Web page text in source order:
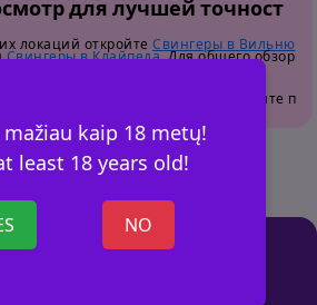
kaip 18 metų!
least 18 years old!
NO
для лучшей точност
локаций откройте Свингеры в Вильню
Свингеры в Клайпеда. Для общего обзор
контактом внимательно изучайте п
+ ОБЪЯВ